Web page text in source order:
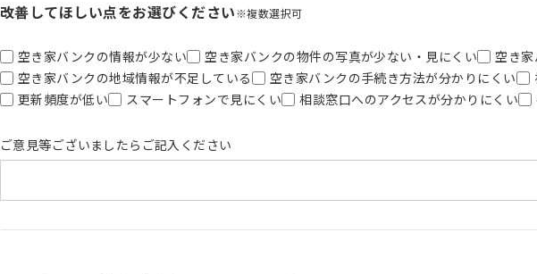
改善してほしい点をお選びください※複数選択可
空き家バンクの情報が少ない 空き家バンクの物件の写真が少ない・見にくい
空き
空き家バンクの地域情報が不足している
空き家バンクの手続き方法が分かりにくい
更新頻度が低い
スマートフォンで見にくい 相談窓口へのアクセスが分かりにくい
ご意見等ございましたらご記入ください